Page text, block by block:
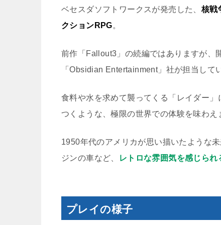
ベセスダソフトワークスが発売した、 核戦
クションRPG。
前作「Fallout3」の続編ではありますが、
「Obsidian Entertainment」社が担当して
食料や水を求めて襲ってくる「レイダー
つくような、極限の世界での体験を味わえ
1950年代のアメリカが思い描いたような
ジンの車など、
レトロな雰囲気を感じられ
プレイの様子